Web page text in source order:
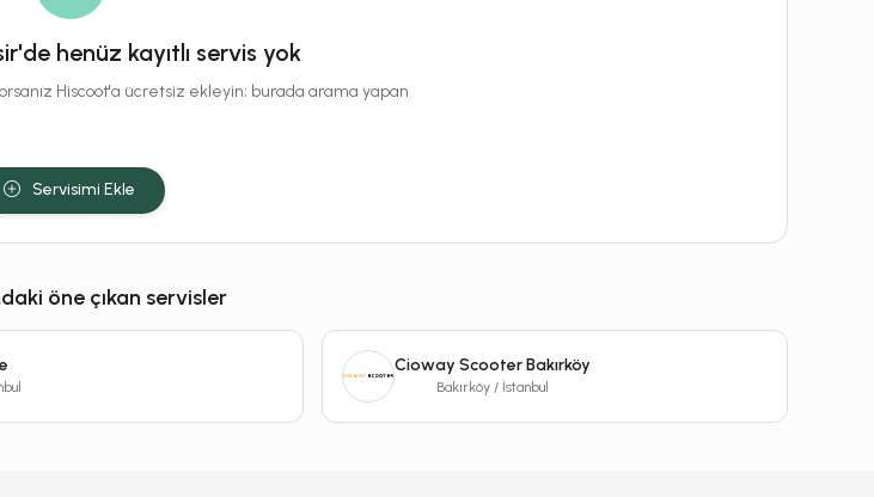
henüz kayıtlı servis yok
Hiscoot'a ücretsiz ekleyin; burada arama yapan
Servisimi Ekle
öne çıkan servisler
Cioway Scooter Bakırköy
Bakırköy / İstanbul